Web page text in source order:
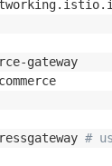
gateway
#